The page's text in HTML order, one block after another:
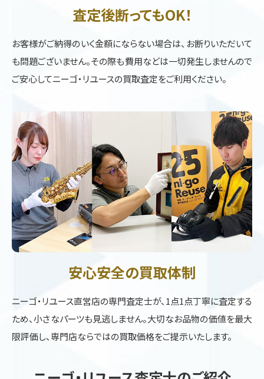
査定後断ってもOK！
お客様がご納得のいく金額にならない場合は、お断りいただいて
も問題ございません。その際も費用などは一切発生しませんので
ご安心してニーゴ・リユースの買取査定をご利用ください。
安心安全の買取体制
ニーゴ・リユース直営店の専門査定士が、1点1点丁寧に査定する
ため、小さなパーツも見逃しません。大切なお品物の価値を最大
限評価し、専門店ならではの買取価格をご提示いたします。